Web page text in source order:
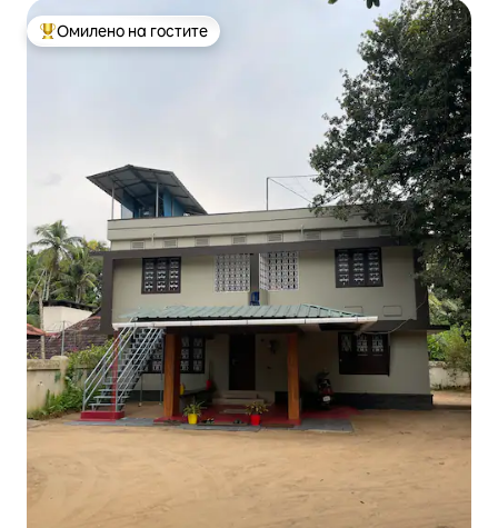
Меѓу најуспешните „Омилени на гостите“
Омилено на гостите